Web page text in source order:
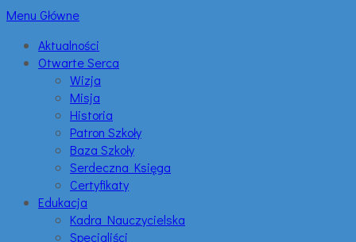
Menu Główne
Aktualności
Otwarte Serca
Wizja
Misja
Historia
Patron Szkoły
Baza Szkoły
Serdeczna Księga
Certyfikaty
Edukacja
Kadra Nauczycielska
Specjaliści